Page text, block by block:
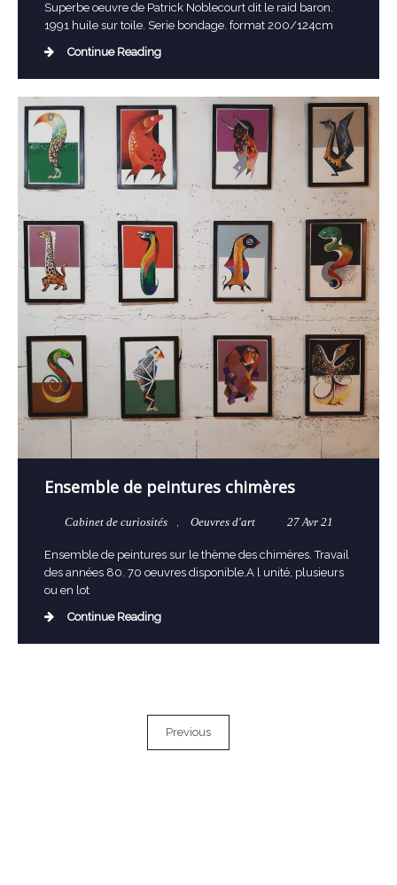
Superbe oeuvre de Patrick Noblecourt dit le raid baron.
1991 huile sur toile. Serie bondage. format 200/124cm
Continue Reading
Ensemble de peintures chimères
Cabinet de curiosités , Oeuvres d'art 27 Avr 21
Ensemble de peintures sur le thème des chimères. Travail
des années 80. 70 oeuvres disponible.A l unité, plusieurs
ou en lot
Continue Reading
Previous